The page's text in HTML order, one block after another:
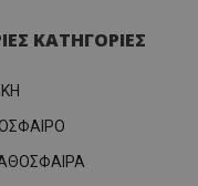
ΚΑΤΗΓΟΡΙΕΣ